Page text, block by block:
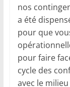
nos
a été
pour que
pour faire
cycle des
avec le